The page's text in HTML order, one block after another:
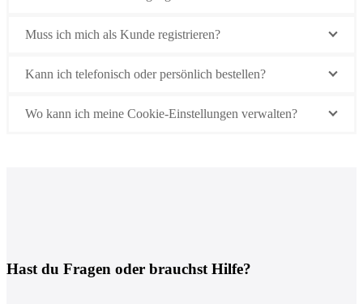
Muss ich mich als Kunde registrieren?
Kann ich telefonisch oder persönlich bestellen?
Wo kann ich meine Cookie-Einstellungen verwalten?
Hast du Fragen oder brauchst Hilfe?